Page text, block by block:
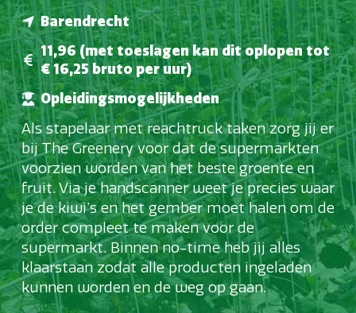
Barendrecht
11,96 (met toeslagen kan dit oplopen tot
€ 16,25 bruto per uur)
Opleidingsmogelijkheden
Als stapelaar met reachtruck taken zorg jij er
bij The Greenery voor dat de supermarkten
voorzien worden van het beste groente en
fruit. Via je handscanner weet je precies waar
je de kiwi’s en het gember moet halen om de
order compleet te maken voor de
supermarkt. Binnen no-time heb jij alles
klaarstaan zodat alle producten ingeladen
kunnen worden en de weg op gaan.